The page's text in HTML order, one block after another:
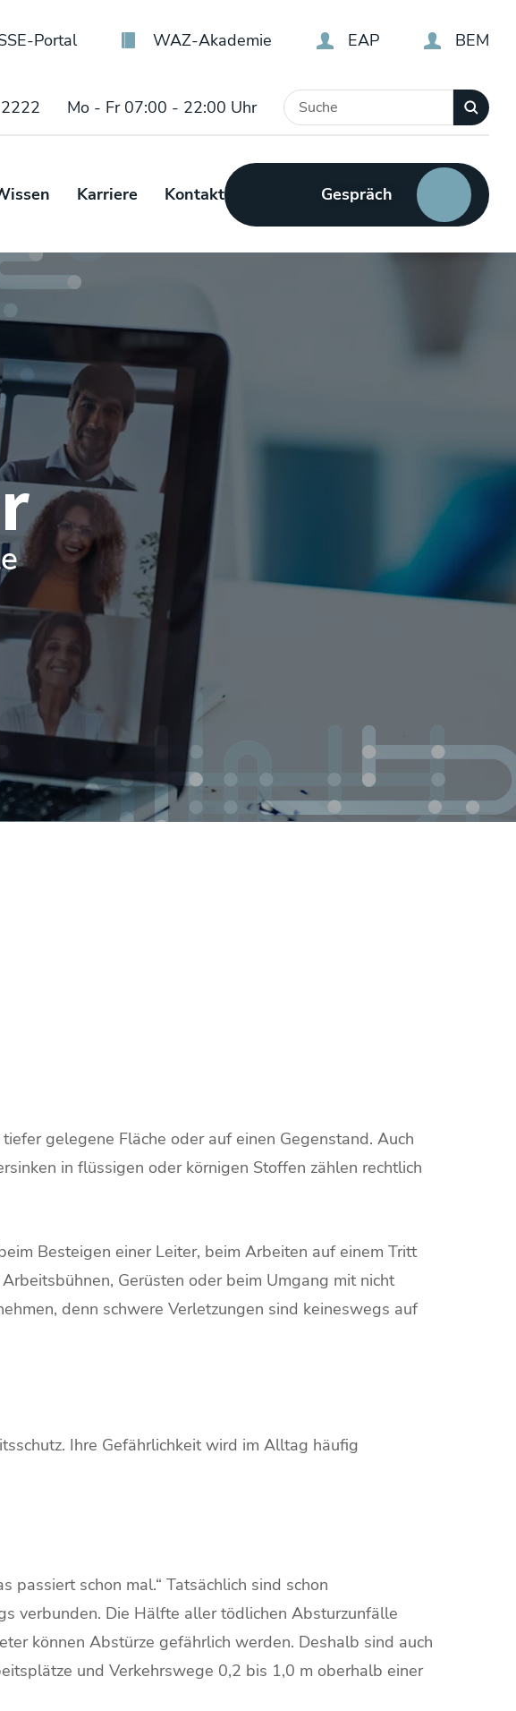
Portal WAZ-Akademie EAP BEM
Mo - Fr 07:00 - 22:00 Uhr
Karriere Kontakt Gespräch
vereinbaren
gelegene Fläche oder auf einen Gegenstand. Auch
in flüssigen oder körnigen Stoffen zählen rechtlich
Besteigen einer Leiter, beim Arbeiten auf einem Tritt
Gerüsten oder beim Umgang mit nicht
denn schwere Verletzungen sind keineswegs auf
Ihre Gefährlichkeit wird im Alltag häufig
passiert schon mal.“ Tatsächlich sind schon
verbunden. Die Hälfte aller tödlichen Absturzunfälle
können Abstürze gefährlich werden. Deshalb sind auch
und Verkehrswege 0,2 bis 1,0 m oberhalb einer